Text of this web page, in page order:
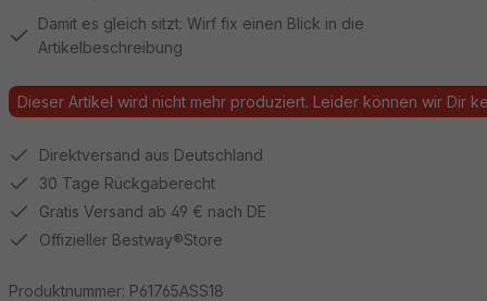
Damit es gleich sitzt: Wirf fix einen Blick in die
Artikelbeschreibung
Dieser Artikel wird nicht mehr produziert. Leider können wir Dir
Direktversand aus Deutschland
30 Tage Rückgaberecht
Gratis Versand ab 49 € nach DE
Offizieller Bestway®Store
Produktnummer: P61765ASS18